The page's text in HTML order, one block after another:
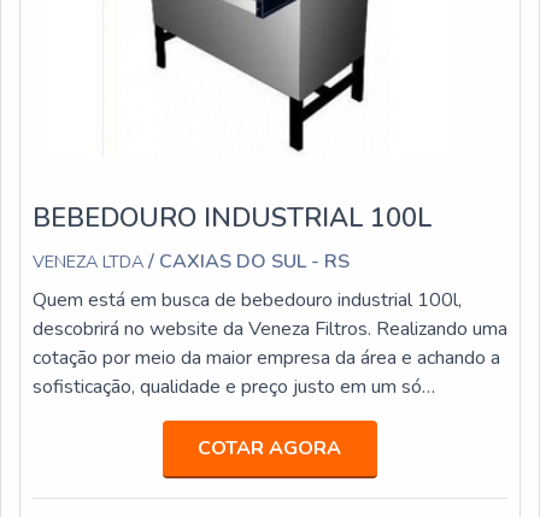
BEBEDOURO INDUSTRIAL 100L
VENEZA LTDA / CAXIAS DO SUL - RS
Quem está em busca de bebedouro industrial 100l,
descobrirá no website da Veneza Filtros. Realizando uma
cotação por meio da maior empresa da área e achando a
sofisticação, qualidade e preço justo em um só
lugar.Quando a temática é bebedouro industrial 100l,
com os melhores profissionais da Veneza Filtros o
cliente receberá precisão com pagamento acessível.UM
POUCO MAIS SOBRE BEBEDOURO INDUSTRIAL
COTAR AGORA